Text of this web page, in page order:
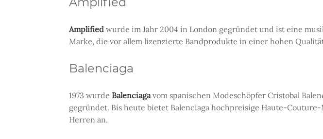
Amplified wurde im Jahr 2004 in London gegründet und ist eine
Marke, die vor allem lizenzierte Bandprodukte in einer hohen
Balenciaga
1973 wurde Balenciagavom spanischen Modeschöpfer Cristobal
gegründet. Bis heute bietet Balenciaga hochpreisige Haute-
Herren an.